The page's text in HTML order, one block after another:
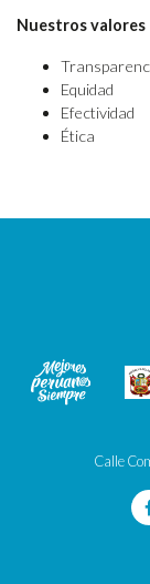
Nuestros valores
Equidad
Efectividad
Ética
Calle